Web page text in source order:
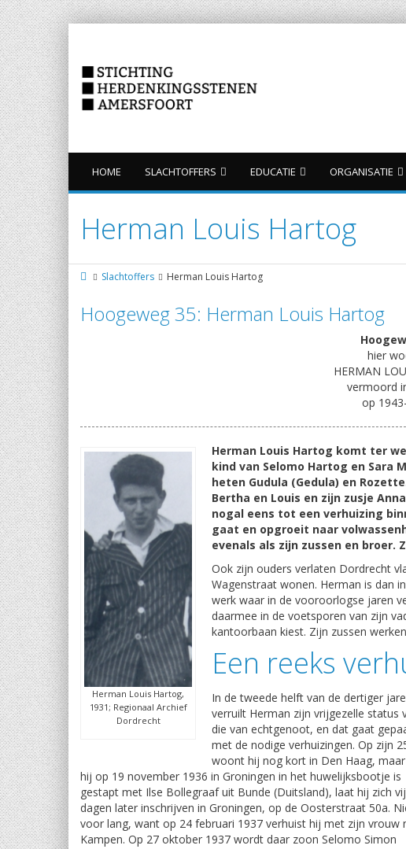
HOME SLACHTOFFERS EDUCATIE ORGANISATIE
Herman Louis Hartog
Slachtoffers Herman Louis Hartog
Hoogeweg 35: Herman Louis Hartog
hier
HERMAN
vermoord
op
Herman Louis Hartog,
1931; Regionaal Archief
Dordrecht
Herman Louis Hartog komt ter
kind van Selomo Hartog en Sara
heten Gudula (Gedula) en
Bertha en Louis en zijn zusje
nogal eens tot een verhuizing
gaat en opgroeit naar
evenals als zijn zussen en broer.
Ook zijn ouders verlaten Dordrecht
Wagenstraat wonen. Herman is dan
werk waar in de vooroorlogse jaren
daarmee in de voetsporen van zijn
kantoorbaan kiest. Zijn zussen
Een reeks
In de tweede helft van de dertiger
verruilt Herman zijn vrijgezelle status
die van echtgenoot, en dat gaat
met de nodige verhuizingen. Op zijn
woont hij nog kort in Den Haag,
hij op 19 november 1936 in Groningen in het huwelijksbootje is
gestapt met Ilse Bollegraaf uit Bunde (Duitsland), laat hij zich
dagen later inschrijven in Groningen, op de Oosterstraat 50a.
voor lang, want op 24 februari 1937 verhuist hij met zijn vrouw
Kampen. Op 27 oktober 1937 wordt daar zoon Selomo Simon